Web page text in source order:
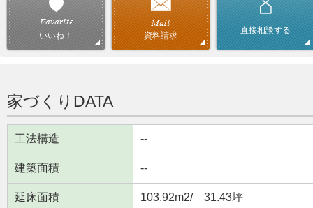
いいね！ 資料請求
直接相談する
家づくりDATA
工法構造 --
建築面積 --
延床面積 103.92m2/ 31.43坪